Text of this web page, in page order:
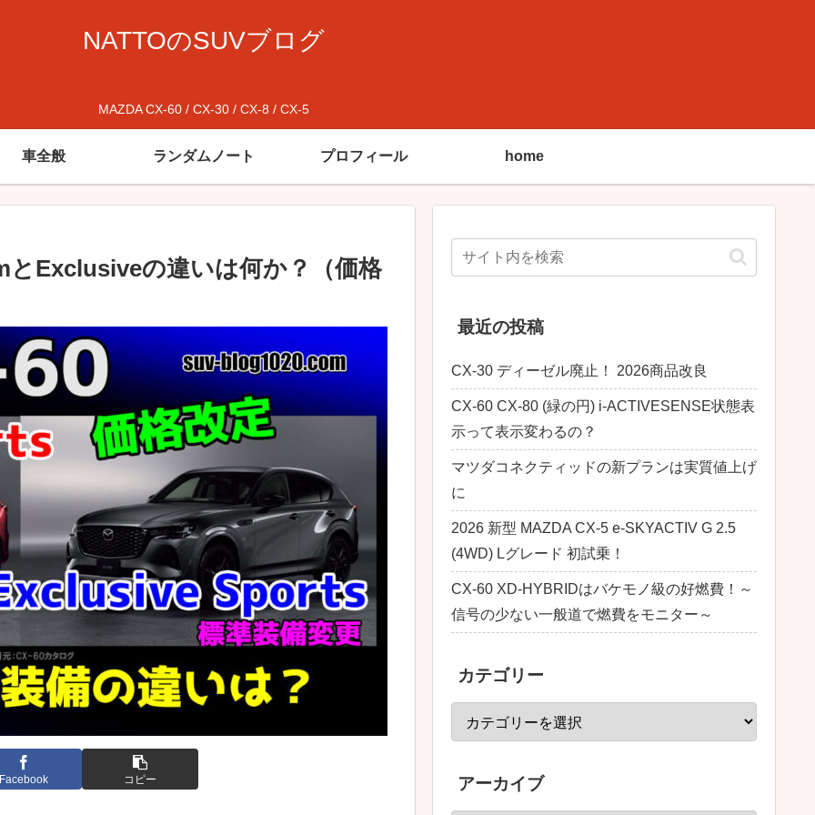
NATTOのSUVブログ
MAZDA CX-60 / CX-30 / CX-8 / CX-5
車全般 ランダムノート プロフィール home
Exclusiveの違いは何か？（価格
Facebook コピー
最近の投稿
CX-30 ディーゼル廃止！ 2026商品改良
CX-60 CX-80 (緑の円) i-ACTIVESENSE状態表
示って表示変わるの？
マツダコネクティッドの新プランは実質値上げ
に
2026 新型 MAZDA CX-5 e-SKYACTIV G 2.5
(4WD) Lグレード 初試乗！
CX-60 XD-HYBRIDはバケモノ級の好燃費！～
信号の少ない一般道で燃費をモニター～
カテゴリー
アーカイブ